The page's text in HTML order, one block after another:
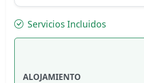
Servicios Incluidos
ALOJAMIENTO